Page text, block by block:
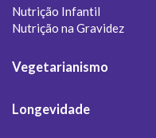
Nutrição Infantil
Nutrição na Gravidez
Vegetarianismo
Longevidade